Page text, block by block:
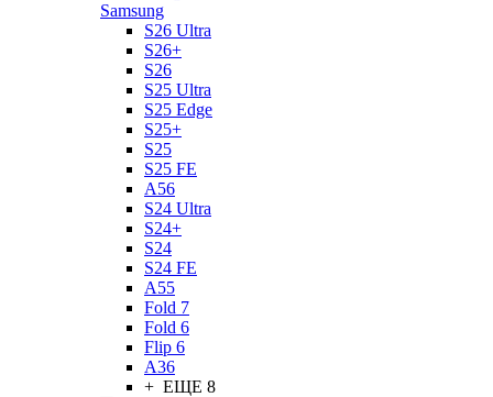
Samsung
S26 Ultra
S26+
S26
S25 Ultra
S25 Edge
S25+
S25
S25 FE
A56
S24 Ultra
S24+
S24
S24 FE
A55
Fold 7
Fold 6
Flip 6
A36
+ ЕЩЕ 8